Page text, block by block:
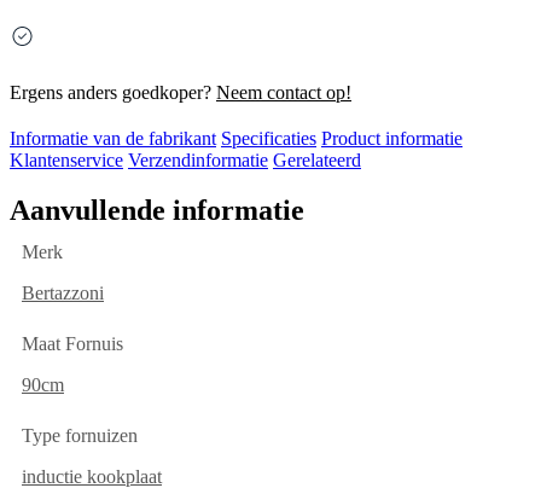
Ergens anders goedkoper? Neem contact op!
Informatie van de fabrikant Specificaties Product informatie
Klantenservice Verzendinformatie Gerelateerd
Aanvullende informatie
Merk
Bertazzoni
Maat Fornuis
90cm
Type fornuizen
inductie kookplaat